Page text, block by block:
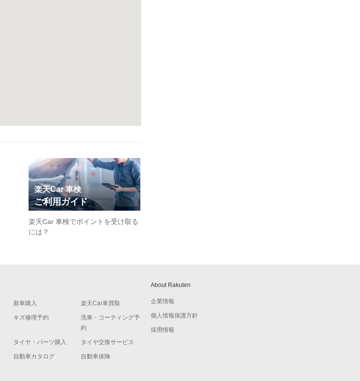
楽天Car 車検
ご利用ガイド
楽天Car 車検でポイントを受け取る
には？
新車購入 楽天Car車買取
キズ修理予約
洗車・コーティング予
約
タイヤ・パーツ購入 タイヤ交換サービス
自動車カタログ 自動車保険
About Rakuten
企業情報
個人情報保護方針
採用情報